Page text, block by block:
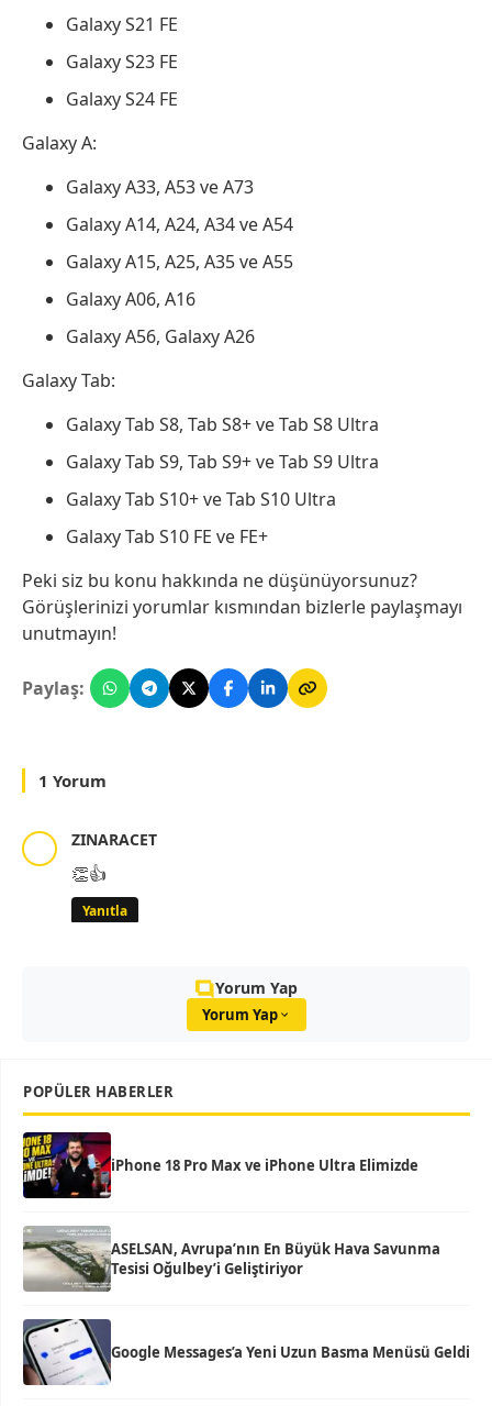
Galaxy S21 FE
Galaxy S23 FE
Galaxy S24 FE
Galaxy A:
Galaxy A33, A53 ve A73
Galaxy A14, A24, A34 ve A54
Galaxy A15, A25, A35 ve A55
Galaxy A06, A16
Galaxy A56, Galaxy A26
Galaxy Tab:
Galaxy Tab S8, Tab S8+ ve Tab S8 Ultra
Galaxy Tab S9, Tab S9+ ve Tab S9 Ultra
Galaxy Tab S10+ ve Tab S10 Ultra
Galaxy Tab S10 FE ve FE+
Peki siz bu konu hakkında ne düşünüyorsunuz?
Görüşlerinizi yorumlar kısmından bizlerle paylaşmayı
unutmayın!
Paylaş:
1 Yorum
ZINARACET
👏👍
Yanıtla
Yorum Yap
Yorum Yap
POPÜLER HABERLER
iPhone 18 Pro Max ve iPhone Ultra Elimizde
ASELSAN, Avrupa’nın En Büyük Hava Savunma
Tesisi Oğulbey’i Geliştiriyor
Google Messages’a Yeni Uzun Basma Menüsü Geldi